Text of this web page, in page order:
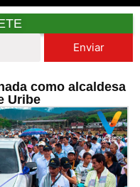
Enviar
como alcaldesa
Uribe